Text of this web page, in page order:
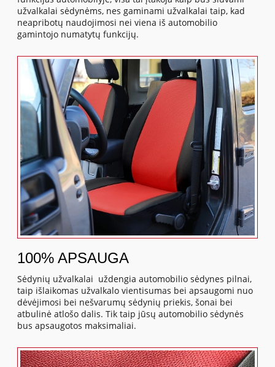
užvalkalai sėdynėms, nes gaminami užvalkalai taip, kad
neapribotų naudojimosi nei viena iš automobilio
gamintojo numatytų funkcijų.
100% APSAUGA
Sėdynių užvalkalai uždengia automobilio sėdynes pilnai,
taip išlaikomas užvalkalo vientisumas bei apsaugomi nuo
dėvėjimosi bei nešvarumų sėdynių priekis, šonai bei
atbulinė atlošo dalis. Tik taip jūsų automobilio sėdynės
bus apsaugotos maksimaliai.